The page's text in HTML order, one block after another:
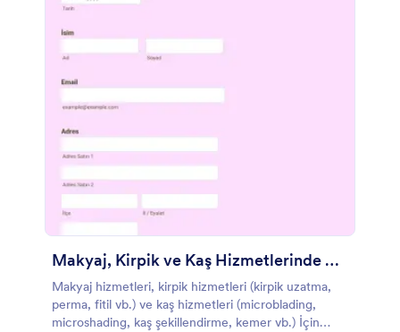
Makyaj, Kirpik ve Kaş Hizmetlerinde COVID-19 Sorumlul... Formu Örneği
Makyaj hizmetleri, kirpik hizmetleri (kirpik uzatma,
perma, fitil vb.) ve kaş hizmetleri (microblading,
microshading, kaş şekillendirme, kemer vb.) İçin